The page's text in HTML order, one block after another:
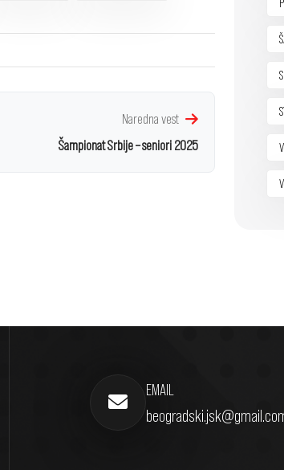
Naredna vest
Šampionat Srbije – seniori 2025
EMAIL